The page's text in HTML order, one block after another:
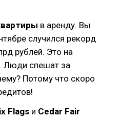
в аренду. Вы
случился рекорд
рублей. Это на
Люди спешат за
Потому что скоро
Flags и Cedar Fair